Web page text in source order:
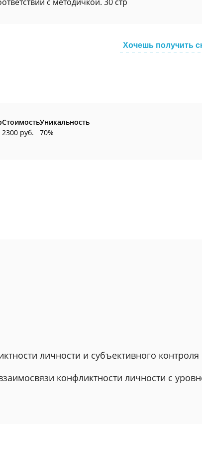
Хочешь получить
Стоимость
2300 руб.
Уникальность
70%
личности и субъективного контроля
конфликтности личности с